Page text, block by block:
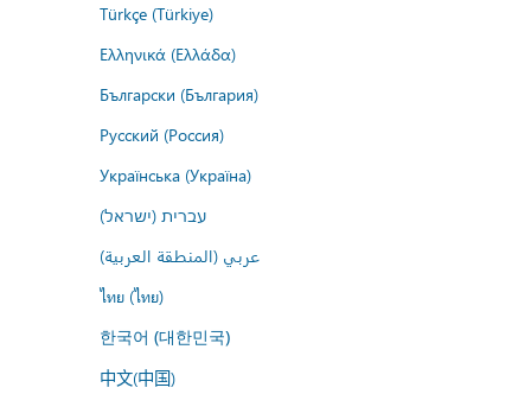
Türkçe (Türkiye)
Ελληνικά (Ελλάδα)
Български (България)
Русский (Россия)
Українська (Україна)
עברית (ישראל)
عربي (المنطقة العربية)
ไทย (ไทย)
한국어 (대한민국)
中文(中国)